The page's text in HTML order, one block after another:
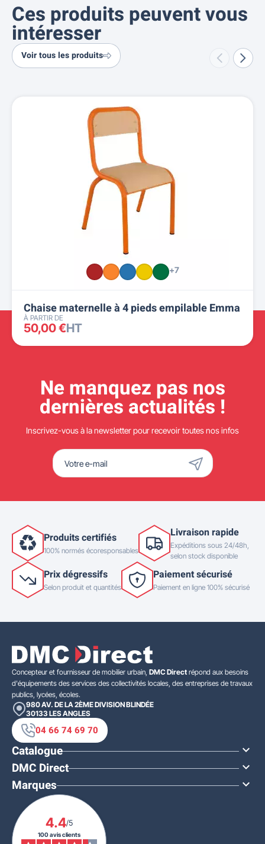
À PARTIR DE
42,00 €HT
Ces produits peuvent vous
intéresser
Voir tous les produits
+7
Chaise maternelle à 4 pieds empilable Emma
À PARTIR DE
50,00 €HT
Ne manquez pas nos
dernières actualités !
Inscrivez-vous à la newsletter pour recevoir toutes nos infos
Produits certifiés
100% normés écoresponsables
Livraison rapide
Expéditions sous 24/48h,
selon stock disponible
Prix dégressifs
Selon produit et quantités
Paiement sécurisé
Paiement en ligne 100% sécurisé
Concepteur et fournisseur de mobilier urbain, DMC Direct répond aux besoins
d'équipements des services des collectivités locales, des entreprises de travaux
publics, lycées, écoles.
980 AV. DE LA 2ÈME DIVISION BLINDÉE
30133 LES ANGLES
04 66 74 69 70
Catalogue 
DMC Direct 
Marques 
4.4/5
100 avis clients